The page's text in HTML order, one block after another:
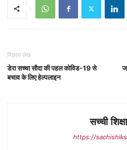
पिछला लेख
डेरा सच्चा सौदा की पहल कोविड-19 से
बचाव के लिए हेल्पलाइन
सच्ची शिक्षा
https://